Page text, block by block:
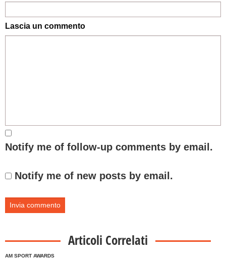
Lascia un commento
Notify me of follow-up comments by email.
Notify me of new posts by email.
Articoli Correlati
AM SPORT AWARDS